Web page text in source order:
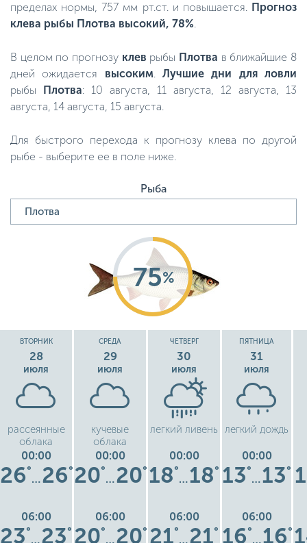
пределах нормы, 757 мм рт.ст. и повышается. Прогноз
клева рыбы Плотва высокий, 78%.
В целом по прогнозу клев рыбы Плотва в ближайшие 8
дней ожидается высоким.Лучшие дни для ловли
рыбы Плотва: 10 августа, 11 августа, 12 августа, 13
августа, 14 августа, 15 августа.
Для быстрого перехода к прогнозу клева по другой
рыбе - выберите ее в поле ниже.
Рыба
75%
ВТОРНИК
28
июля
рассеянные
облака
00:00
26°
…26°
06:00
23°
…23°
СРЕДА
29
июля
кучевые
облака
00:00
20°
…20°
06:00
20°
…20°
ЧЕТВЕРГ
30
июля
легкий ливень
00:00
18°
…18°
06:00
21°
…21°
ПЯТНИЦА
31
июля
легкий дождь
00:00
13°
…13°
06:00
16°
…16°